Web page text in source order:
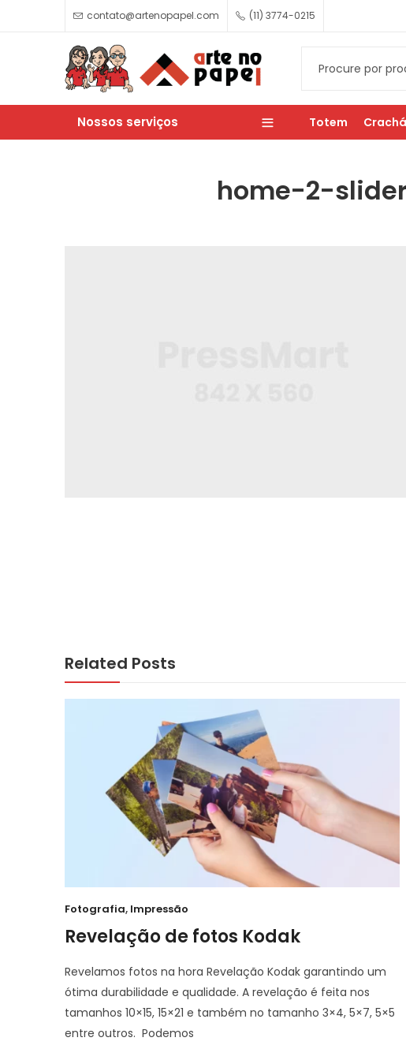
contato@artenopapel.com (11) 3774-0215
Nossos serviços Totem
home-2-
Related Posts
Fotografia, Impressão
Revelação de fotos Kodak
Revelamos fotos na hora Revelação Kodak garantindo um
ótima durabilidade e qualidade. A revelação é feita nos
tamanhos 10×15, 15×21 e também no tamanho 3×4, 5×7, 5×5
entre outros. Podemos